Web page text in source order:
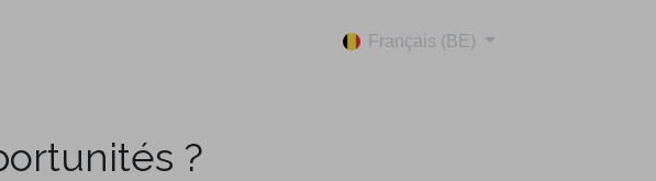
Français (BE)
?